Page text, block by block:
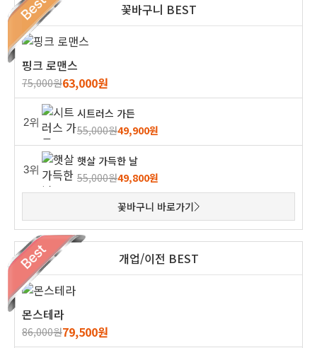
꽃바구니 BEST
핑크 로맨스
75,000원63,000원
2위
시트러스 가든
55,000원49,900원
3위
햇살 가득한 날
55,000원49,800원
꽃바구니 바로가기
개업/이전 BEST
몬스테라
86,000원79,500원